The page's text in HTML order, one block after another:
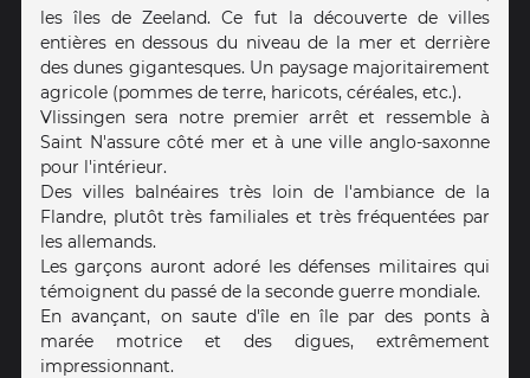
les îles de Zeeland. Ce fut la découverte de villes
entières en dessous du niveau de la mer et derrière
des dunes gigantesques. Un paysage majoritairement
agricole (pommes de terre, haricots, céréales, etc.).
Vlissingen sera notre premier arrêt et ressemble à
Saint N'assure côté mer et à une ville anglo-saxonne
pour l'intérieur.
Des villes balnéaires très loin de l'ambiance de la
Flandre, plutôt très familiales et très fréquentées par
les allemands.
Les garçons auront adoré les défenses militaires qui
témoignent du passé de la seconde guerre mondiale.
En avançant, on saute d'île en île par des ponts à
marée motrice et des digues, extrêmement
impressionnant.